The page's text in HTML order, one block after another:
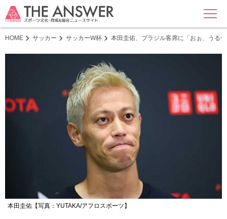
MENU
HOME サッカー サッカーW杯 本田圭佑、ブラジル客席に「おぉ、う
本田圭佑【写真：YUTAKA/アフロスポーツ】